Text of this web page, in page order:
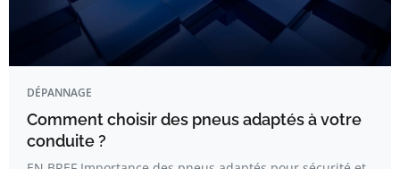
DÉPANNAGE
Comment choisir des pneus adaptés à votre
conduite ?